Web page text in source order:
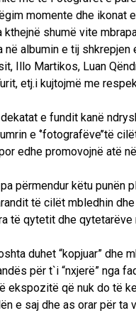
momente dhe ikonat
shumë vite
në albumin e tij shkrepjen
Illo Martikos, Luan
etj.i kujtojmë me
e fundit kanë
e ‘’fotografëve’’të
edhe promovojnë atë
përmendur këtu punën
të cilët mbledhin
të qytetit dhe qytetarëve
duhet “kopjuar” dhe
për t`i “nxjerë” nga
ekspozitë që nuk do të
e saj dhe as orar për ta